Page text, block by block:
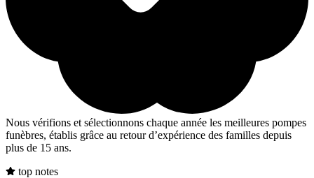
Nous vérifions et sélectionnons chaque année les meilleures pompes
funèbres, établis grâce au retour d’expérience des familles depuis
plus de 15 ans.
top notes